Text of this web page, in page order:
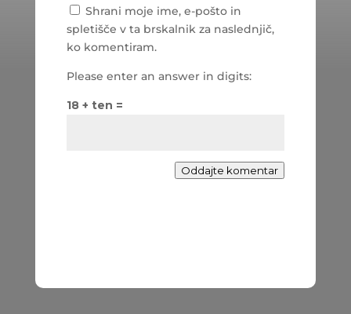
Shrani moje ime, e-pošto in
spletišče v ta brskalnik za naslednjič,
ko komentiram.
Please enter an answer in digits:
18 + ten =
Oddajte komentar